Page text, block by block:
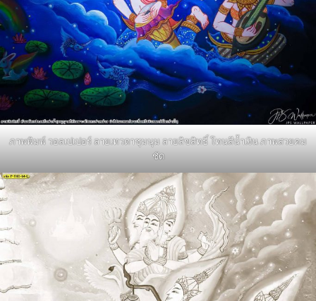
ภาพพิมพ์ วอลเปเปอร์ ลายเทวดาชุมนุม ลายลิขสิทธิ์ โทนสีน้ำเงิน ภาพสวยคม
ชัด